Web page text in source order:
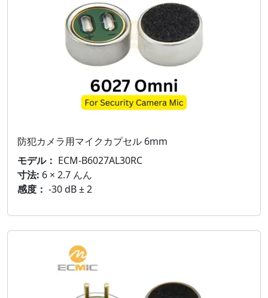
防犯カメラ用マイクカプセル 6mm
モデル： ECM-B6027AL30RC
寸法: 6 × 2.7 んん
感度： -30 dB ± 2